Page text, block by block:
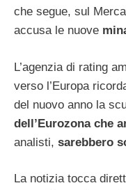
che segue, sul
accusa le nuove
L’agenzia di rating
verso l’Europa
del nuovo anno la
dell’Eurozona che
analisti, sarebbero
La notizia tocca